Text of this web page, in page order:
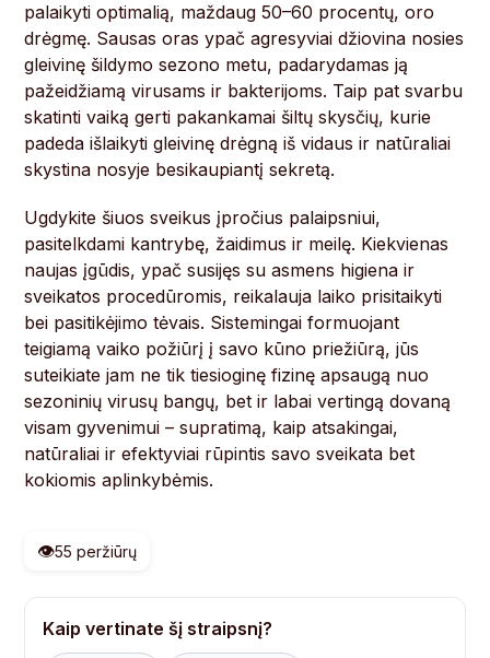
palaikyti optimalią, maždaug 50–60 procentų, oro
drėgmę. Sausas oras ypač agresyviai džiovina nosies
gleivinę šildymo sezono metu, padarydamas ją
pažeidžiamą virusams ir bakterijoms. Taip pat svarbu
skatinti vaiką gerti pakankamai šiltų skysčių, kurie
padeda išlaikyti gleivinę drėgną iš vidaus ir natūraliai
skystina nosyje besikaupiantį sekretą.
Ugdykite šiuos sveikus įpročius palaipsniui,
pasitelkdami kantrybę, žaidimus ir meilę. Kiekvienas
naujas įgūdis, ypač susijęs su asmens higiena ir
sveikatos procedūromis, reikalauja laiko prisitaikyti
bei pasitikėjimo tėvais. Sistemingai formuojant
teigiamą vaiko požiūrį į savo kūno priežiūrą, jūs
suteikiate jam ne tik tiesioginę fizinę apsaugą nuo
sezoninių virusų bangų, bet ir labai vertingą dovaną
visam gyvenimui – supratimą, kaip atsakingai,
natūraliai ir efektyviai rūpintis savo sveikata bet
kokiomis aplinkybėmis.
👁️55 peržiūrų
Kaip vertinate šį straipsnį?